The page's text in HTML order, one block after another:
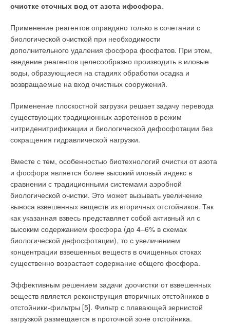
очистке сточных вод от азота ифосфора.
Применение реагентов оправдано только в сочетании с
биологической очисткой при необходимости
дополнительного удаления фосфора фосфатов. При этом,
введение реагентов целесообразно производить в иловые
воды, образующиеся на стадиях обработки осадка и
возвращаемые на вход очистных сооружений.
Применение плоскостной загрузки решает задачу перевода
существующих традиционных аэротенков в режим
нитриденитрификации и биологической дефосфотации без
сокращения гидравлической нагрузки.
Вместе с тем, особенностью биотехнологий очистки от азота
и фосфора является более высокий иловый индекс в
сравнении с традиционными системами аэробной
биологической очистки. Это может вызывать увеличение
выноса взвешенных веществ из вторичных отстойников. Так
как указанная взвесь представляет собой активный ил с
высоким содержанием фосфора (до 4–6% в схемах
биологической дефосфотации), то с увеличением
концентрации взвешенных веществ в очищенных стоках
существенно возрастает содержание общего фосфора.
Эффективным решением задачи доочистки от взвешенных
веществ является реконструкция вторичных отстойников в
отстойники-фильтры [5]. Фильтр с плавающей зернистой
загрузкой размещается в проточной зоне отстойника.